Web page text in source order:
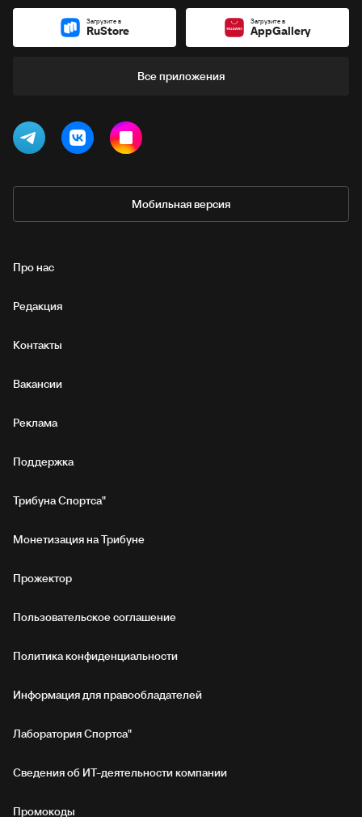
Загрузите в
RuStore
Загрузите в
AppGallery
Все приложения
Мобильная версия
Про нас
Редакция
Контакты
Вакансии
Реклама
Поддержка
Трибуна Спортса"
Монетизация на Трибуне
Прожектор
Пользовательское соглашение
Политика конфиденциальности
Информация для правообладателей
Лаборатория Спортса"
Сведения об ИТ‑деятельности компании
Промокоды